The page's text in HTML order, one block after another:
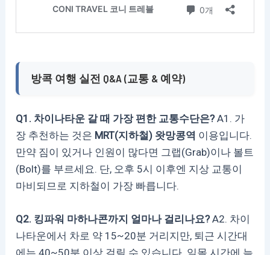
방콕 여행 실전 Q&A (교통 & 예약)
Q1. 차이나타운 갈 때 가장 편한 교통수단은?A1. 가
장 추천하는 것은 MRT(지하철) 왓망콩역 이용입니다.
만약 짐이 있거나 인원이 많다면 그랩(Grab)이나 볼트
(Bolt)를 부르세요. 단, 오후 5시 이후엔 지상 교통이
마비되므로 지하철이 가장 빠릅니다.
Q2. 킹파워 마하나콘까지 얼마나 걸리나요?A2. 차이
나타운에서 차로 약 15~20분 거리지만, 퇴근 시간대
에는 40~50분 이상 걸릴 수 있습니다. 일몰 시간에 늦